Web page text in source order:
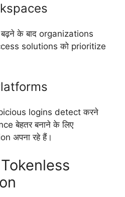
के बाद organizations
solutions को prioritize
logins detect करने
बेहतर बनाने के लिए
अपना रहे हैं।